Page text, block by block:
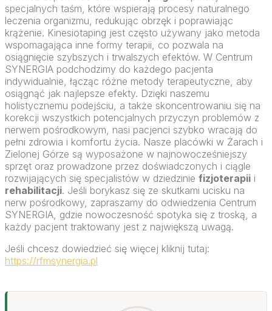
specjalnych taśm, które wspierają procesy naturalnego
leczenia organizmu, redukując obrzęk i poprawiając
krążenie. Kinesiotaping jest często używany jako metoda
wspomagająca inne formy terapii, co pozwala na
osiągnięcie szybszych i trwalszych efektów. W Centrum
SYNERGIA podchodzimy do każdego pacjenta
indywidualnie, łącząc różne metody terapeutyczne, aby
osiągnąć jak najlepsze efekty. Dzięki naszemu
holistycznemu podejściu, a także skoncentrowaniu się na
korekcji wszystkich potencjalnych przyczyn problemów z
nerwem pośrodkowym, nasi pacjenci szybko wracają do
pełni zdrowia i komfortu życia. Nasze placówki w Żarach i
Zielonej Górze są wyposażone w najnowocześniejszy
sprzęt oraz prowadzone przez doświadczonych i ciągle
rozwijających się specjalistów w dziedzinie fizjoterapii i
rehabilitacji. Jeśli borykasz się ze skutkami ucisku na
nerw pośrodkowy, zapraszamy do odwiedzenia Centrum
SYNERGIA, gdzie nowoczesność spotyka się z troską, a
każdy pacjent traktowany jest z największą uwagą.
Jeśli chcesz dowiedzieć się więcej kliknij tutaj:
https://rfmsynergia.pl